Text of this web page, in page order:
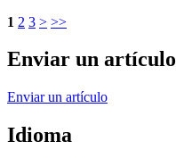
1 2 3 > >>
Enviar un artículo
Enviar un artículo
Idioma